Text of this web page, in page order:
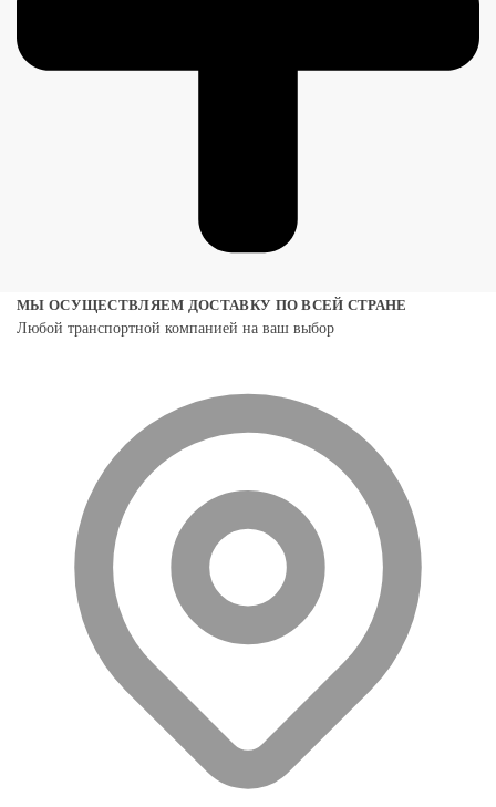
МЫ ОСУЩЕСТВЛЯЕМ ДОСТАВКУ ПО ВСЕЙ СТРАНЕ
Любой транспортной компанией на ваш выбор